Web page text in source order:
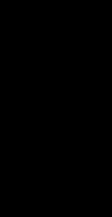
toàn cảnh.
TS-2K